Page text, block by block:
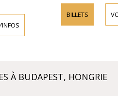
BILLETS
À BUDAPEST, HONGRIE